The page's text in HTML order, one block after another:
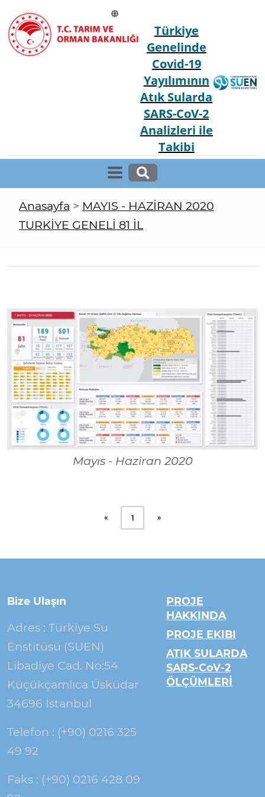
Türkiye
Genelinde
Covid-19
Yayılımının
Atık Sularda
SARS-CoV-2
Analizleri ile
Takibi
Anasayfa > MAYIS - HAZİRAN 2020
TURKİYE GENELİ 81 İL
Mayıs - Haziran 2020
« 1 »
Bize Ulaşın
Adres : Türkiye Su
Enstitüsü (SUEN)
Libadiye Cad. No:54
Küçükçamlıca Üsküdar
34696 İstanbul
Telefon : (+90) 0216 325
49 92
Faks : (+90) 0216 428 09
PROJE
HAKKINDA
PROJE EKIBI
ATIK SULARDA
SARS-CoV-2
ÖLÇÜMLERİ